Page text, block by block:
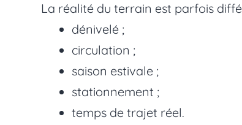
La réalité du terrain est parfois
dénivelé ;
circulation ;
saison estivale ;
stationnement ;
temps de trajet réel.